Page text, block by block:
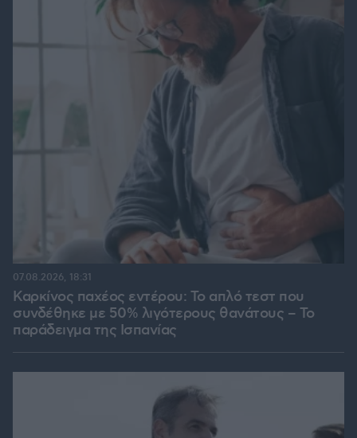
Καρκίνος παχέος εντέρου: Το απλό τεστ που
συνδέθηκε με 50% λιγότερους θανάτους – Το
παράδειγμα της Ισπανίας
07.08.2026, 18:31